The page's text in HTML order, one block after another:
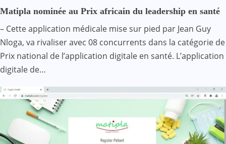
Matipla nominée au Prix africain du leadership en santé
– Cette application médicale mise sur pied par Jean Guy
Nloga, va rivaliser avec 08 concurrents dans la catégorie de
Prix national de l’application digitale en santé. L’application
digitale de…